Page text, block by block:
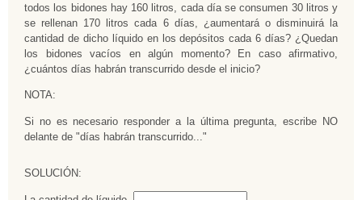
todos los bidones hay 160 litros, cada día se consumen 30 litros y
se rellenan 170 litros cada 6 días, ¿aumentará o disminuirá la
cantidad de dicho líquido en los depósitos cada 6 días? ¿Quedan
los bidones vacíos en algún momento? En caso afirmativo,
¿cuántos días habrán transcurrido desde el inicio?
NOTA:
Si no es necesario responder a la última pregunta, escribe NO
delante de "días habrán transcurrido..."
SOLUCIÓN: